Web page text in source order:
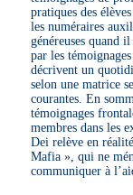
pratiques des
les numéraires
généreuses quand
par les
décrivent un
selon une matrice
courantes. En
témoignages
membres dans les
Dei relève en
Mafia », qui ne
communiquer à